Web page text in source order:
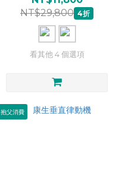
NT$29,800 4折
看其他 4 個選項
抱父消費